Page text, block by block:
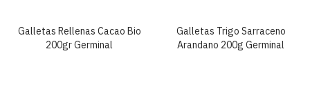
Galletas Rellenas Cacao Bio
200gr Germinal
Galletas Trigo Sarraceno
Arandano 200g Germinal